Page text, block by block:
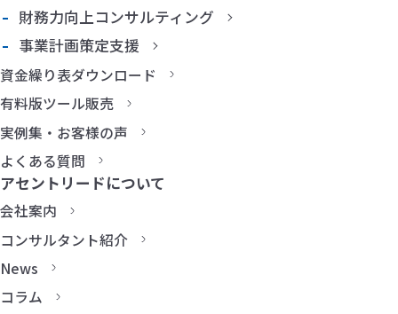
財務力向上コンサルティング
事業計画策定支援
資金繰り表ダウンロード
有料版ツール販売
実例集・お客様の声
よくある質問
アセントリードについて
会社案内
コンサルタント紹介
News
コラム